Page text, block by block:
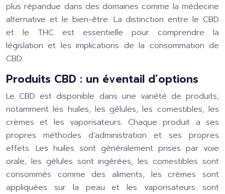
plus répandue dans des domaines comme la médecine
alternative et le bien-être. La distinction entre le CBD
et le THC est essentielle pour comprendre la
législation et les implications de la consommation de
CBD.
Produits CBD : un éventail d’options
Le CBD est disponible dans une variété de produits,
notamment les huiles, les gélules, les comestibles, les
crèmes et les vaporisateurs. Chaque produit a ses
propres méthodes d’administration et ses propres
effets. Les huiles sont généralement prises par voie
orale, les gélules sont ingérées, les comestibles sont
consommés comme des aliments, les crèmes sont
appliquées sur la peau et les vaporisateurs sont